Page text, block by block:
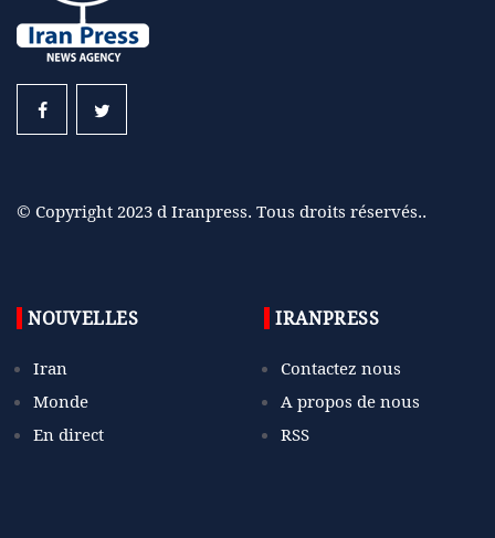
© Copyright 2023 d Iranpress. Tous droits réservés..
NOUVELLES
Iran
Monde
En direct
IRANPRESS
Contactez nous
A propos de nous
RSS